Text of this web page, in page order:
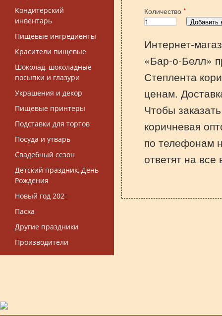
Кондитерский
инвентарь
Пищевые ингредиенты
Красители пищевые
Шоколад, шоколадные
посыпки и глазури
Украшения и декор
Пищевые принтеры
Подставки для тортов
Посуда и утварь
Свадебный сезон
Детский праздник, День
Рождения
Новый год 2025
Пасха
Другие праздники
Производители
Количество *
Интернет-
«Бар-о-Белл»
Степлента
ценам.
Чтобы
коричневая
по телефонам
ответят на все